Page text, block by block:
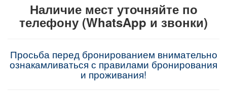
Наличие мест уточняйте по
телефону (WhatsApp и звонки)
Просьба перед бронированием внимательно
ознакамливаться с правилами бронирования
и проживания!